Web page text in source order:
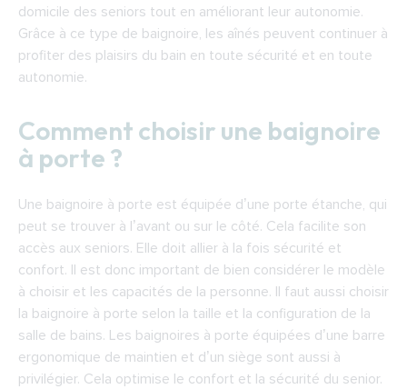
domicile des seniors tout en améliorant leur autonomie.
Grâce à ce type de baignoire, les aînés peuvent continuer à
profiter des plaisirs du bain en toute sécurité et en toute
autonomie.
Comment choisir une baignoire
à porte ?
Une baignoire à porte est équipée d’une porte étanche, qui
peut se trouver à l’avant ou sur le côté. Cela facilite son
accès aux seniors. Elle doit allier à la fois sécurité et
confort. Il est donc important de bien considérer le modèle
à choisir et les capacités de la personne. Il faut aussi choisir
la baignoire à porte selon la taille et la configuration de la
salle de bains. Les baignoires à porte équipées d’une barre
ergonomique de maintien et d’un siège sont aussi à
privilégier. Cela optimise le confort et la sécurité du senior.